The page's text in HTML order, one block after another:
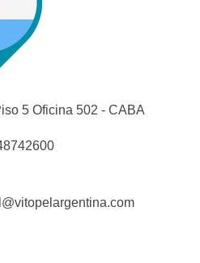
5 Oficina 502 - CABA